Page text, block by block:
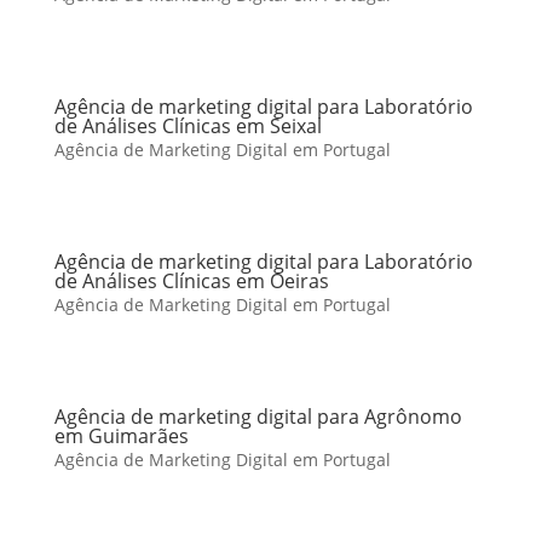
Agência de marketing digital para Laboratório
de Análises Clínicas em Seixal
Agência de Marketing Digital em Portugal
Agência de marketing digital para Laboratório
de Análises Clínicas em Oeiras
Agência de Marketing Digital em Portugal
Agência de marketing digital para Agrônomo
em Guimarães
Agência de Marketing Digital em Portugal